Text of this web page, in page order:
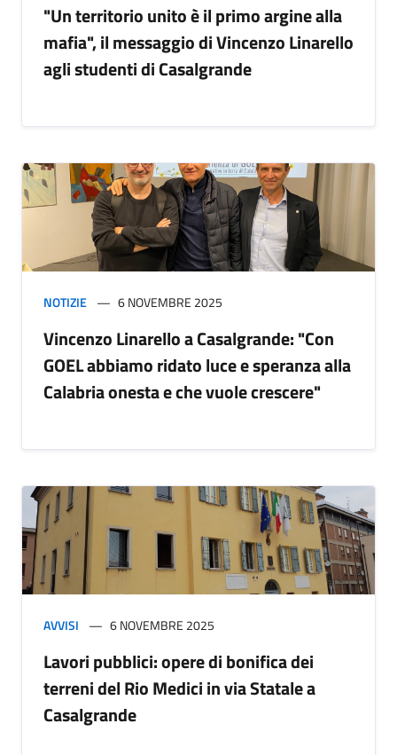
"Un territorio unito è il primo argine alla
mafia", il messaggio di Vincenzo Linarello
agli studenti di Casalgrande
NOTIZIE 6 NOVEMBRE 2025
Vincenzo Linarello a Casalgrande: "Con
GOEL abbiamo ridato luce e speranza alla
Calabria onesta e che vuole crescere"
AVVISI 6 NOVEMBRE 2025
Lavori pubblici: opere di bonifica dei
terreni del Rio Medici in via Statale a
Casalgrande